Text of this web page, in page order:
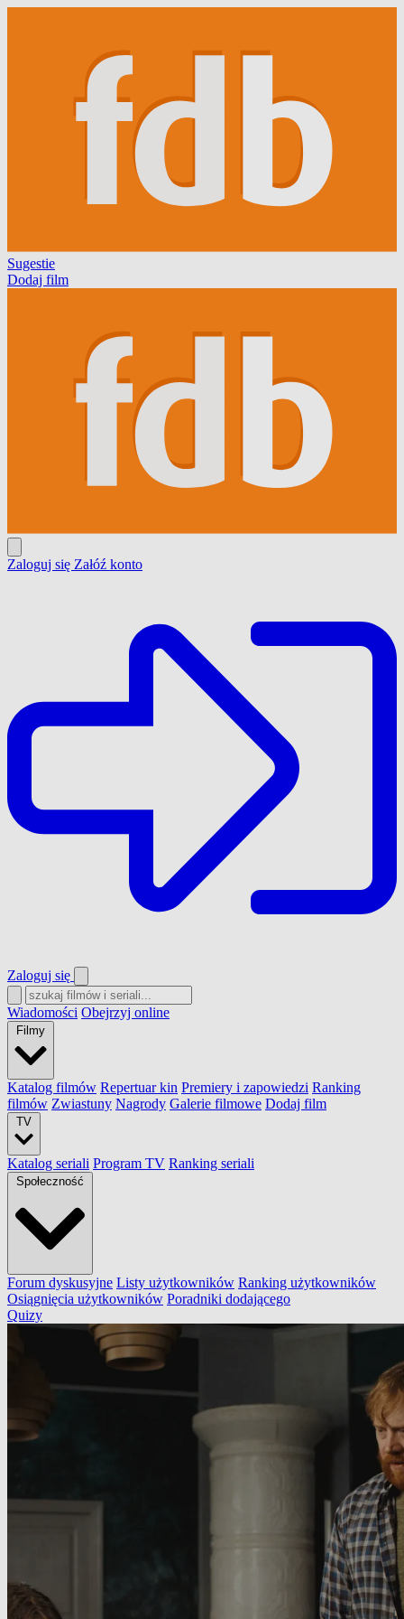
Sugestie
Dodaj film
Zaloguj się Załóź konto
Zaloguj się
Wiadomości Obejrzyj online
Filmy
Katalog filmów Repertuar kin Premiery i zapowiedzi Ranking
filmów Zwiastuny Nagrody Galerie filmowe Dodaj film
TV
Katalog seriali Program TV Ranking seriali
Społeczność
Forum dyskusyjne Listy użytkowników Ranking użytkowników
Osiągnięcia użytkowników Poradniki dodającego
Quizy